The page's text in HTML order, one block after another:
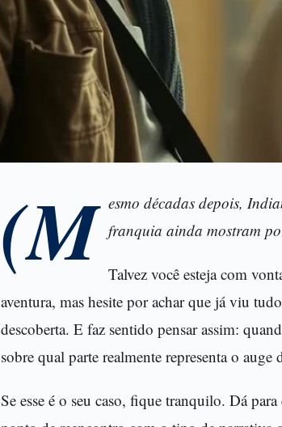
(M esmo décadas depois,
franquia ainda mostram
Talvez você esteja com
aventura, mas hesite por achar que já viu
descoberta. E faz sentido pensar assim:
sobre qual parte realmente representa o
Se esse é o seu caso, fique tranquilo. Dá